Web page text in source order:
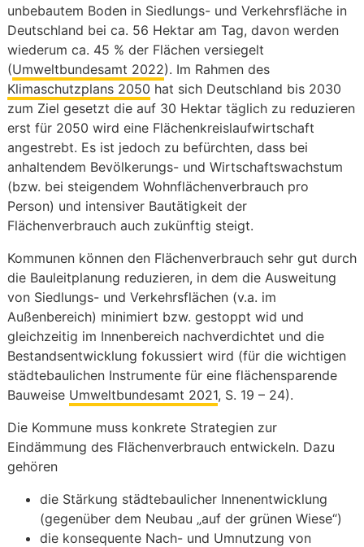
unbebautem Boden in Siedlungs- und Verkehrsfläche in
Deutschland bei ca. 56 Hektar am Tag, davon werden
wiederum ca. 45 % der Flächen versiegelt
(Umweltbundesamt 2022). Im Rahmen des
Klimaschutzplans 2050 hat sich Deutschland bis 2030
zum Ziel gesetzt die auf 30 Hektar täglich zu reduzieren
erst für 2050 wird eine Flächenkreislaufwirtschaft
angestrebt. Es ist jedoch zu befürchten, dass bei
anhaltendem Bevölkerungs- und Wirtschaftswachstum
(bzw. bei steigendem Wohnflächenverbrauch pro
Person) und intensiver Bautätigkeit der
Flächenverbrauch auch zukünftig steigt.
Kommunen können den Flächenverbrauch sehr gut durch
die Bauleitplanung reduzieren, in dem die Ausweitung
von Siedlungs- und Verkehrsflächen (v.a. im
Außenbereich) minimiert bzw. gestoppt wid und
gleichzeitig im Innenbereich nachverdichtet und die
Bestandsentwicklung fokussiert wird (für die wichtigen
städtebaulichen Instrumente für eine flächensparende
Bauweise Umweltbundesamt 2021, S. 19 – 24).
Die Kommune muss konkrete Strategien zur
Eindämmung des Flächenverbrauch entwickeln. Dazu
gehören
die Stärkung städtebaulicher Innenentwicklung
(gegenüber dem Neubau „auf der grünen Wiese“)
die konsequente Nach- und Umnutzung von